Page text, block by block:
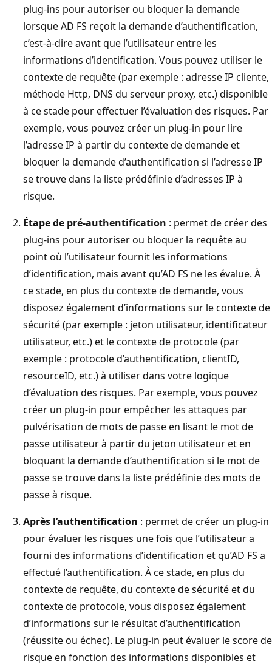
plug-ins pour autoriser ou bloquer la demande
lorsque AD FS reçoit la demande d’authentification,
c’est-à-dire avant que l’utilisateur entre les
informations d’identification. Vous pouvez utiliser le
contexte de requête (par exemple : adresse IP cliente,
méthode Http, DNS du serveur proxy, etc.) disponible
à ce stade pour effectuer l’évaluation des risques. Par
exemple, vous pouvez créer un plug-in pour lire
l’adresse IP à partir du contexte de demande et
bloquer la demande d’authentification si l’adresse IP
se trouve dans la liste prédéfinie d’adresses IP à
risque.
Étape de pré-authentification : permet de créer des
plug-ins pour autoriser ou bloquer la requête au
point où l’utilisateur fournit les informations
d’identification, mais avant qu’AD FS ne les évalue. À
ce stade, en plus du contexte de demande, vous
disposez également d’informations sur le contexte de
sécurité (par exemple : jeton utilisateur, identificateur
utilisateur, etc.) et le contexte de protocole (par
exemple : protocole d’authentification, clientID,
resourceID, etc.) à utiliser dans votre logique
d’évaluation des risques. Par exemple, vous pouvez
créer un plug-in pour empêcher les attaques par
pulvérisation de mots de passe en lisant le mot de
passe utilisateur à partir du jeton utilisateur et en
bloquant la demande d’authentification si le mot de
passe se trouve dans la liste prédéfinie des mots de
passe à risque.
Après l’authentification : permet de créer un plug-in
pour évaluer les risques une fois que l’utilisateur a
fourni des informations d’identification et qu’AD FS a
effectué l’authentification. À ce stade, en plus du
contexte de requête, du contexte de sécurité et du
contexte de protocole, vous disposez également
d’informations sur le résultat d’authentification
(réussite ou échec). Le plug-in peut évaluer le score de
risque en fonction des informations disponibles et